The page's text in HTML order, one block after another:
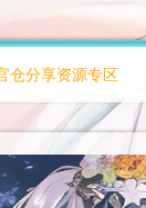
仓分享资源专区